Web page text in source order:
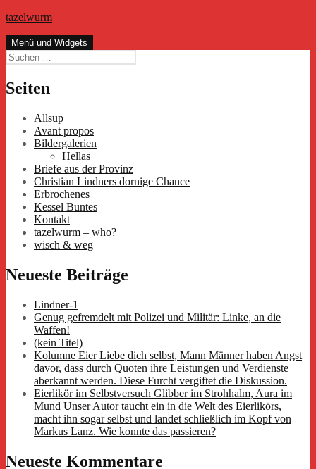
Zum
springen
tazelwurm
Menü und Widgets
Suchen
nach:
Seiten
Allsup
Avant propos
Bildergalerien
Hellas
Briefe aus der Provinz
Christian Lindners dornige Chance
Erbrochenes
Kessel Buntes
Kontakt
tazelwurm – who?
wisch & weg
Neueste Beiträge
Lindner-1
Genug gefremdelt mit Polizei und Militär: Linke, an die
Waffen!
(kein Titel)
Kolumne Eier Liebe dich selbst, Mann Männer haben Angst
davor, dass durch Quoten ihre Leistungen und Verdienste
aberkannt werden. Diese Furcht vergiftet die Diskussion.
Eierlikör im Selbstversuch Glibber im Strohhalm, Aura im
Mund Unser Autor taucht ein in die Welt des Eierlikörs,
macht ihn sogar selbst und landet schließlich im Kopf von
Markus Lanz. Wie konnte das passieren?
Neueste Kommentare